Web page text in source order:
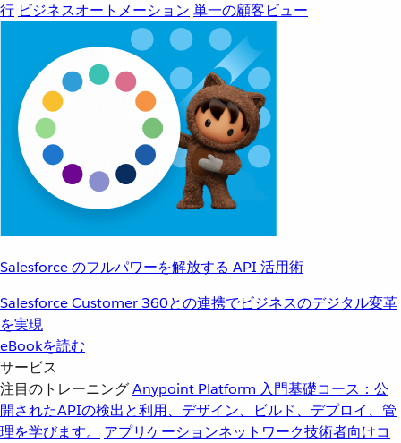
行 ビジネスオートメーション 単一の顧客ビュー
Salesforce のフルパワーを解放する API 活用術
Salesforce Customer 360との連携でビジネスのデジタル変革
を実現
eBookを読む
サービス
注目のトレーニングAnypoint Platform 入門基礎コース：公
開されたAPIの検出と利用、デザイン、ビルド、デプロイ、管
理を学びます。
アプリケーションネットワーク技術者向けコ